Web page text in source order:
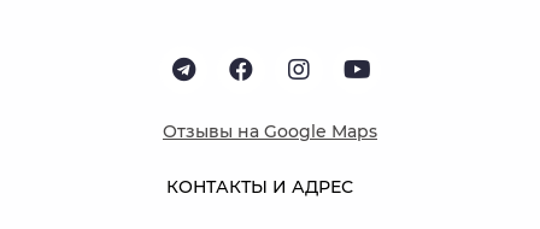
КОНТАКТЫ И АДРЕС
Отзывы на Google Maps